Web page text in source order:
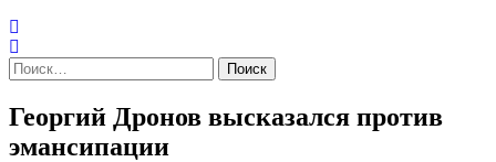
Найти:
Георгий Дронов высказался против
эмансипации